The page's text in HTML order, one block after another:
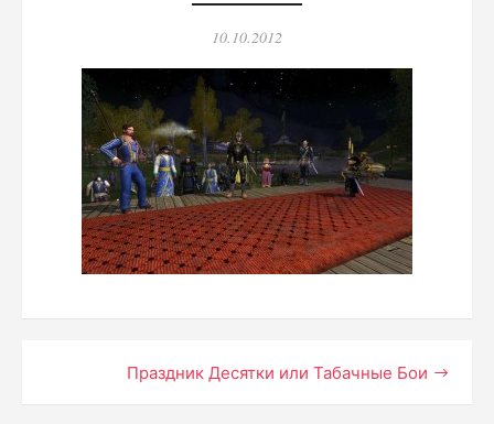
Опубликовано
10.10.2012
Навигация
Праздник Десятки или Табачные Бои